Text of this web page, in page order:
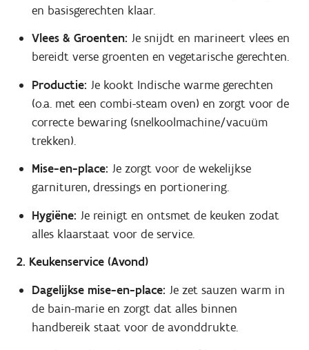
en basisgerechten klaar.
Vlees & Groenten: Je snijdt en marineert vlees en
bereidt verse groenten en vegetarische gerechten.
Productie: Je kookt Indische warme gerechten
(o.a. met een combi-steam oven) en zorgt voor de
correcte bewaring (snelkoolmachine/vacuüm
trekken).
Mise-en-place: Je zorgt voor de wekelijkse
garnituren, dressings en portionering.
Hygiëne: Je reinigt en ontsmet de keuken zodat
alles klaarstaat voor de service.
2. Keukenservice (Avond)
Dagelijkse mise-en-place: Je zet sauzen warm in
de bain-marie en zorgt dat alles binnen
handbereik staat voor de avonddrukte.